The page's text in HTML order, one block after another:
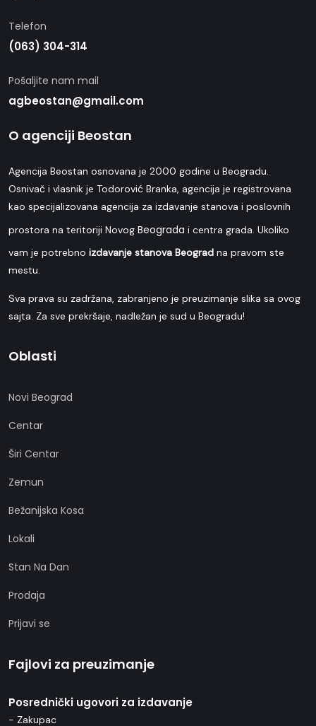
Telefon
(063) 304-314
Pošaljite nam mail
agbeostan@gmail.com
O agenciji Beostan
Agencija Beostan osnovana je 2000 godine u Beogradu.
Osnivač i vlasnik je Todorović Branka, agencija je registrovana
kao specijalizovana agencija za izdavanje stanova i poslovnih
prostora na teritoriji Novog Beograda i centra grada. Ukoliko
vam je potrebno izdavanje stanova Beograd na pravom ste
mestu.
Sva prava su zadržana, zabranjeno je preuzimanje slika sa ovog
sajta. Za sve prekršaje, nadležan je sud u Beogradu!
Oblasti
Novi Beograd
Centar
Širi Centar
Zemun
Bežanijska Kosa
Lokali
Stan Na Dan
Prodaja
Prijavi se
Fajlovi za preuzimanje
Posrednički ugovori za izdavanje
- Zakupac